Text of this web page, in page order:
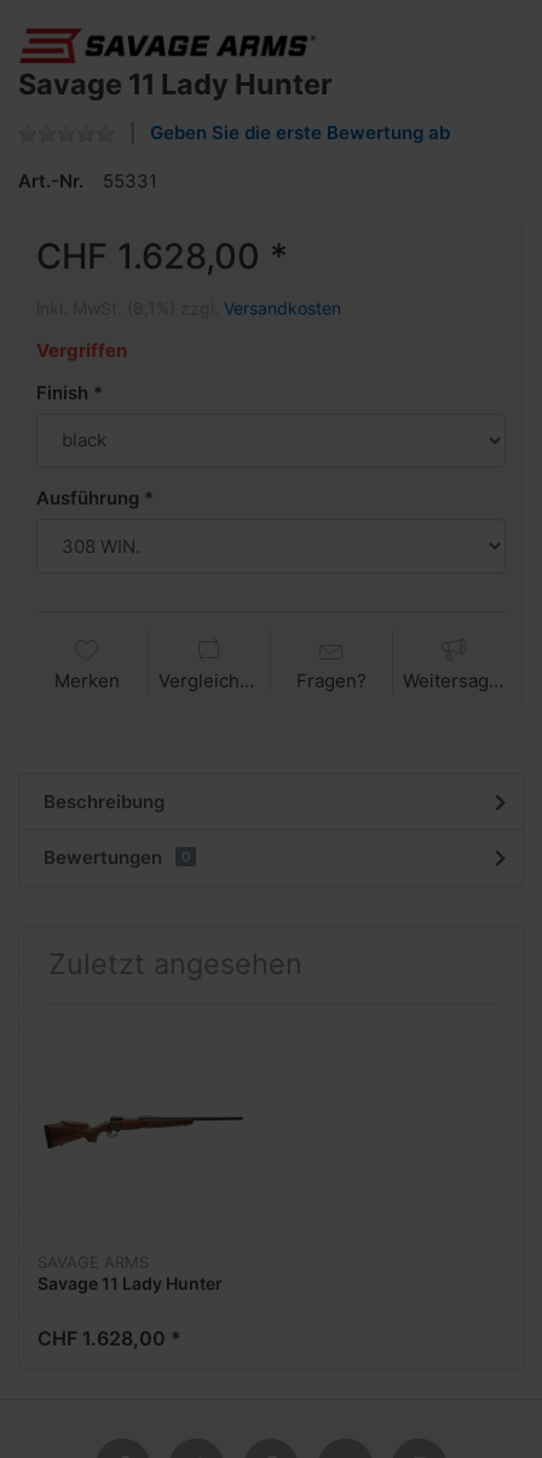
Savage 11 Lady Hunter
Geben Sie die erste Bewertung ab
Art.-Nr. 55331
CHF 1.628,00 *
Versandkosten
Vergriffen
Finish
Ausführung
Merken Vergleichen Fragen? Weitersagen
Beschreibung
Bewertungen 0
Zuletzt angesehen
SAVAGE ARMS
Savage 11 Lady Hunter
CHF 1.628,00 *